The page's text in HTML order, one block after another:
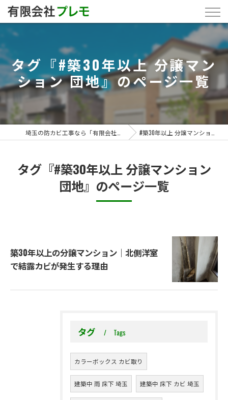
タグ『#築30年以上 分譲マン
ション 団地』のページ一覧
#築30年以上 分譲マンション 団地
タグ『#築30年以上 分譲マンション
団地』のページ一覧
築30年以上の分譲マンション｜北側洋室
で結露カビが発生する理由
タグ Tags
カラーボックス カビ取り
建築中 雨 床下 埼玉 建築中 床下 カビ 埼玉